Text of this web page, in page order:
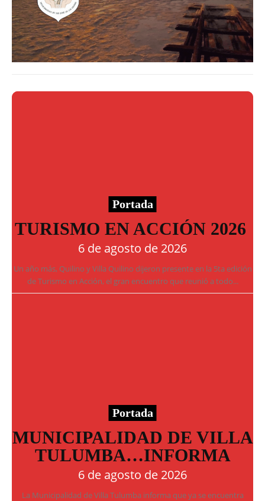
Portada
TURISMO EN ACCIÓN 2026
6 de agosto de 2026
Un año más, Quilino y Villa Quilino dijeron presente en la 5ta edición
de Turismo en Acción, el gran encuentro que reunió a todo...
Portada
MUNICIPALIDAD DE VILLA
TULUMBA…INFORMA
6 de agosto de 2026
La Municipalidad de Villa Tulumba informa que ya se encuentra